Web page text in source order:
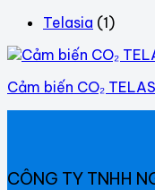
Telasia (1)
Cảm biến CO₂
CÔNG TY TNHH